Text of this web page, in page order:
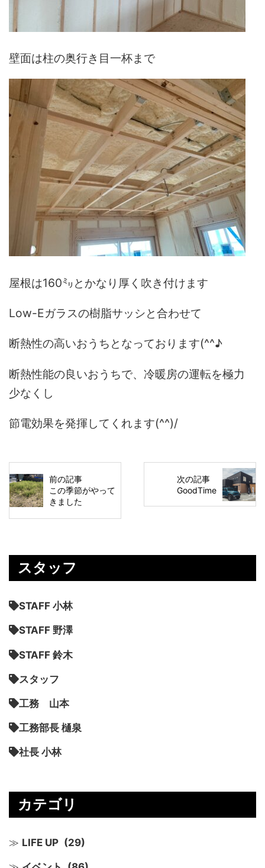
壁面は柱の奥行き目一杯まで
屋根は160㍉とかなり厚く吹き付けます
Low-Eガラスの樹脂サッシと合わせて
断熱性の高いおうちとなっております(^^♪
断熱性能の良いおうちで、冷暖房の運転を極力
少なくし
節電効果を発揮してくれます(^^)/
前の記事
この季節がやって
きました
次の記事
GoodTime
スタッフ
STAFF 小林
STAFF 野澤
STAFF 鈴木
スタッフ
工務 山本
工務部長 樋泉
社長 小林
カテゴリ
LIFE UP (29)